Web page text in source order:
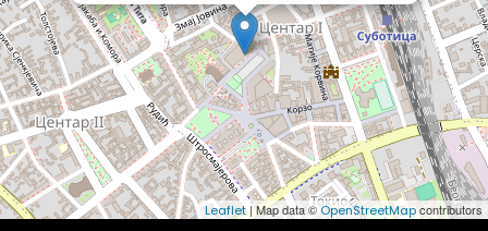
Leaflet | Map data ©OpenStreetMapcontributors